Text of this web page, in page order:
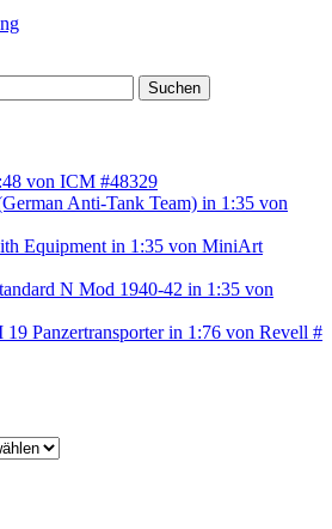
Suchen
von ICM #48329
Anti-Tank Team) in 1:35 von
Equipment in 1:35 von MiniArt
N Mod 1940-42 in 1:35 von
Panzertransporter in 1:76 von Revell #